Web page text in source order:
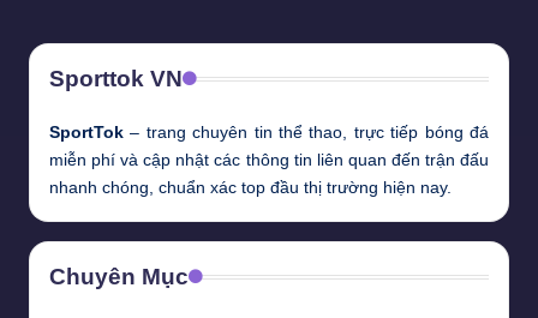
Sporttok VN
SportTok – trang chuyên tin thể thao, trực tiếp bóng đá
miễn phí và cập nhật các thông tin liên quan đến trận đấu
nhanh chóng, chuẩn xác top đầu thị trường hiện nay.
Chuyên Mục